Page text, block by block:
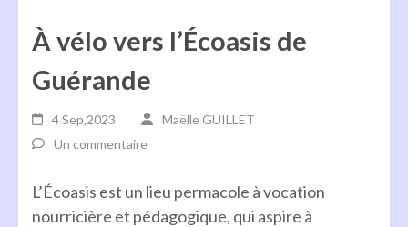
À vélo vers l’Écoasis de
Guérande
4 Sep,2023
Maëlle GUILLET
Un commentaire
L’Écoasis est un lieu permacole à vocation
nourricière et pédagogique, qui aspire à